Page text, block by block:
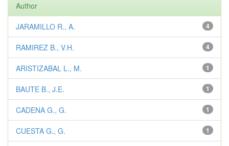
Author
4
JARAMILLO R., A.
4
RAMIREZ B., V.H.
1
ARISTIZABAL L., M.
1
BAUTE B., J.E.
1
CADENA G., G.
1
CUESTA G., G.